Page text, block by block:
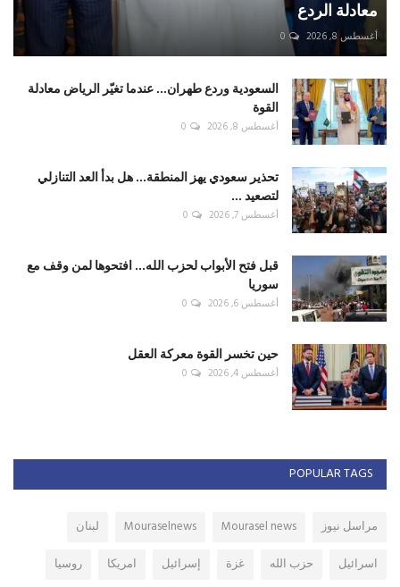
معادلة الردع
أغسطس 8, 2026 0
السعودية وردع طهران... عندما تغيّر الرياض معادلة
القوة
أغسطس 8, 2026 0
تحذير سعودي يهز المنطقة... هل بدأ العد التنازلي
لتصعيد ...
أغسطس 7, 2026 0
قبل فتح الأبواب لحزب الله... افتحوها لمن وقف مع
سوريا
أغسطس 6, 2026 0
حين تخسر القوة معركة العقل
أغسطس 4, 2026 0
POPULAR TAGS
مراسل نيوز Mourasel news
Mouraselnews
لبنان
اسرائيل
حزب الله غزة إسرائيل امريكا
روسيا